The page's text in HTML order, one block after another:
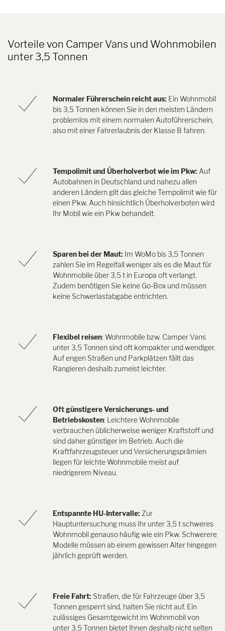
Vorteile von Camper Vans und Wohnmobilen
unter 3,5 Tonnen
Normaler Führerschein reicht aus: Ein Wohnmobil
bis 3,5 Tonnen können Sie in den meisten Ländern
problemlos mit einem normalen Autoführerschein,
also mit einer Fahrerlaubnis der Klasse B fahren.
Tempolimit und Überholverbot wie im Pkw: Auf
Autobahnen in Deutschland und nahezu allen
anderen Ländern gilt das gleiche Tempolimit wie für
einen Pkw. Auch hinsichtlich Überholverboten wird
Ihr Mobil wie ein Pkw behandelt.
Sparen bei der Maut: Im WoMo bis 3,5 Tonnen
zahlen Sie im Regelfall weniger als es die Maut für
Wohnmobile über 3,5 t in Europa oft verlangt.
Zudem benötigen Sie keine Go-Box und müssen
keine Schwerlastabgabe entrichten.
Flexibel reisen: Wohnmobile bzw. Camper Vans
unter 3,5 Tonnen sind oft kompakter und wendiger.
Auf engen Straßen und Parkplätzen fällt das
Rangieren deshalb zumeist leichter.
Oft günstigere Versicherungs- und
Betriebskosten: Leichtere Wohnmobile
verbrauchen üblicherweise weniger Kraftstoff und
sind daher günstiger im Betrieb. Auch die
Kraftfahrzeugsteuer und Versicherungsprämien
liegen für leichte Wohnmobile meist auf
niedrigerem Niveau.
Entspannte HU-Intervalle: Zur
Hauptuntersuchung muss Ihr unter 3,5 t schweres
Wohnmobil genauso häufig wie ein Pkw. Schwerere
Modelle müssen ab einem gewissen Alter hingegen
jährlich geprüft werden.
Freie Fahrt: Straßen, die für Fahrzeuge über 3,5
Tonnen gesperrt sind, halten Sie nicht auf. Ein
zulässiges Gesamtgewicht im Wohnmobil von
unter 3,5 Tonnen bietet Ihnen deshalb nicht selten